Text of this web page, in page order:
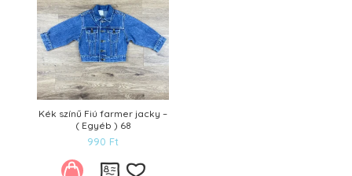
Kék színű Fiú farmer jacky –
( Egyéb ) 68
990 Ft